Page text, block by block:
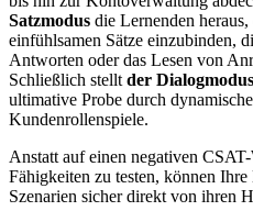
Satzmodus die Lernenden
einfühlsamen Sätze einzubinden,
Antworten oder das Lesen von
Schließlich stellt der Dialogmodus
ultimative Probe durch
Kundenrollenspiele.
Anstatt auf einen negativen
Fähigkeiten zu testen, können
Szenarien sicher direkt von ihren